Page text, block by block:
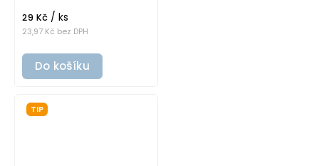
23,97 Kč bez DPH
29 Kč / ks
Do košíku
TIP